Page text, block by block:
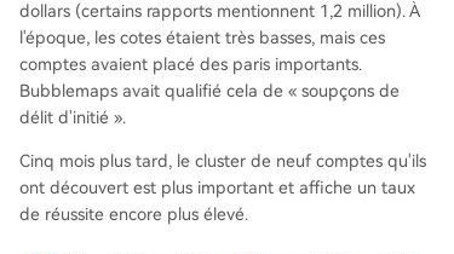
dollars (certains rapports mentionnent 1,2 million). À
l'époque, les cotes étaient très basses, mais ces
comptes avaient placé des paris importants.
Bubblemaps avait qualifié cela de « soupçons de
délit d'initié ».
Cinq mois plus tard, le cluster de neuf comptes qu'ils
ont découvert est plus important et affiche un taux
de réussite encore plus élevé.